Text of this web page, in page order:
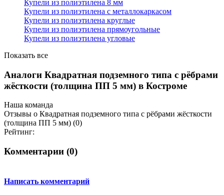
Купели из полиэтилена 8 мм
Купели из полиэтилена с металлокаркасом
Купели из полиэтилена круглые
Купели из полиэтилена прямоугольные
Купели из полиэтилена угловые
Показать все
Аналоги Квадратная подземного типа с рёбрами
жёсткости (толщина ПП 5 мм) в Костроме
Наша команда
Отзывы о Квадратная подземного типа с рёбрами жёсткости
(толщина ПП 5 мм) (0)
Рейтинг:
Комментарии (0)
Написать комментарий